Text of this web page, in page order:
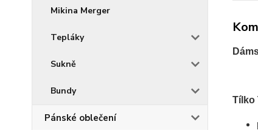
Mikina Merger
Tepláky
Sukně
Bundy
Pánské oblečení
Tílko